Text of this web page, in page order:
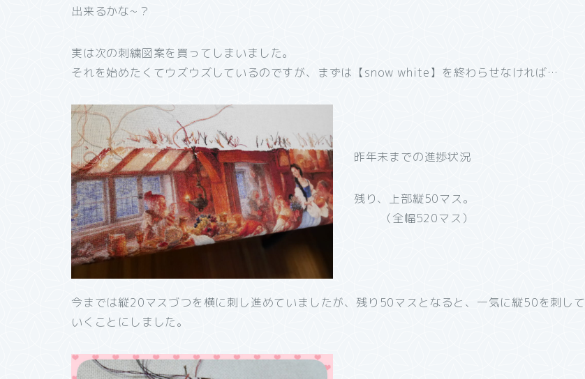
出来るかな~？
実は次の刺繍図案を買ってしまいました。
それを始めたくてウズウズしているのですが、まずは【snow white】を終わらせなければ…
昨年末までの進捗状況
残り、上部縦50マス。
（全幅520マス）
今までは縦20マスづつを横に刺し進めていましたが、残り50マスとなると、一気に縦50を刺して
いくことにしました。